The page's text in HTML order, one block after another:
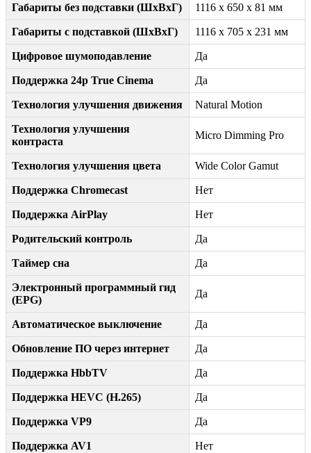
Габариты без подставки (ШxВxГ) 1116 x 650 x 81 мм
Габариты с подставкой (ШxВxГ) 1116 x 705 x 231 мм
Цифровое шумоподавление Да
Поддержка 24p True Cinema Да
Технология улучшения движения Natural Motion
Технология улучшения
контраста
Micro Dimming Pro
Технология улучшения цвета Wide Color Gamut
Поддержка Chromecast Нет
Поддержка AirPlay Нет
Родительский контроль Да
Таймер сна Да
Электронный программный гид
(EPG)
Да
Автоматическое выключение Да
Обновление ПО через интернет Да
Поддержка HbbTV Да
Поддержка HEVC (H.265) Да
Поддержка VP9 Да
Поддержка AV1 Нет